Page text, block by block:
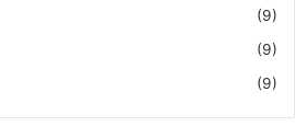
(9)
(9)
(9)